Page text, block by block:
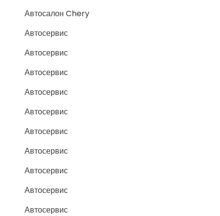
Автосалон Chery
Автосервис
Автосервис
Автосервис
Автосервис
Автосервис
Автосервис
Автосервис
Автосервис
Автосервис
Автосервис